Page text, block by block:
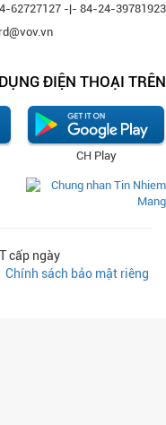
62727127 -|- 84-24-39781923
ĐIỆN THOẠI TRÊN
CH Play
cấp ngày
Chính sách bảo mật riêng